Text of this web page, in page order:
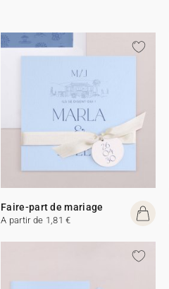
Faire-part de mariage
A partir de 1,81 €